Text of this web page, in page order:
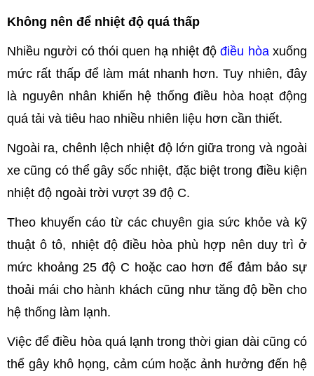
Không nên để nhiệt độ quá thấp
Nhiều người có thói quen hạ nhiệt độđiều hòaxuống
mức rất thấp để làm mát nhanh hơn. Tuy nhiên, đây
là nguyên nhân khiến hệ thống điều hòa hoạt động
quá tải và tiêu hao nhiều nhiên liệu hơn cần thiết.
Ngoài ra, chênh lệch nhiệt độ lớn giữa trong và ngoài
xe cũng có thể gây sốc nhiệt, đặc biệt trong điều kiện
nhiệt độ ngoài trời vượt 39 độ C.
Theo khuyến cáo từ các chuyên gia sức khỏe và kỹ
thuật ô tô, nhiệt độ điều hòa phù hợp nên duy trì ở
mức khoảng 25 độ C hoặc cao hơn để đảm bảo sự
thoải mái cho hành khách cũng như tăng độ bền cho
hệ thống làm lạnh.
Việc để điều hòa quá lạnh trong thời gian dài cũng có
thể gây khô họng, cảm cúm hoặc ảnh hưởng đến hệ